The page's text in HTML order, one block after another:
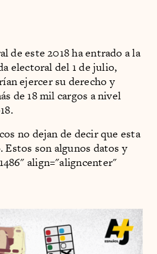
de este 2018 ha entrado a la
electoral del 1 de julio,
ejercer su derecho y
de 18 mil cargos a nivel
no dejan de decir que esta
Estos son algunos datos y
align="aligncenter"